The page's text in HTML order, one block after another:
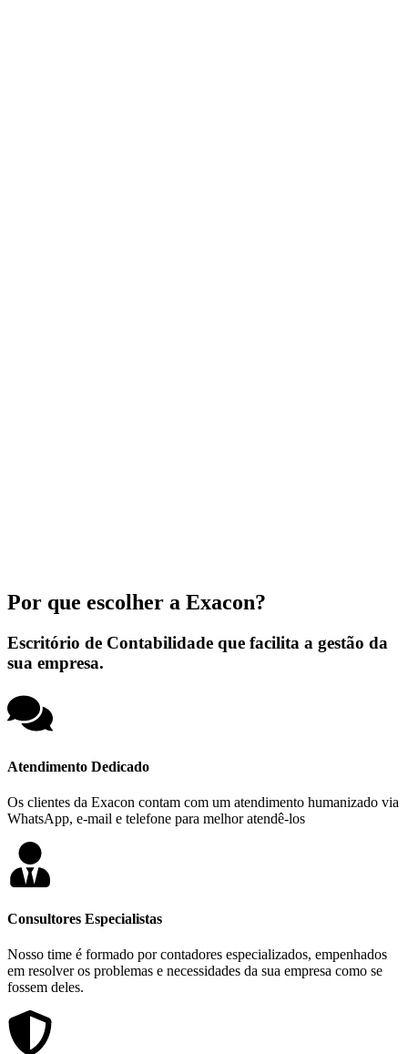
Por que escolher a Exacon?
Escritório de Contabilidade que facilita a gestão da
sua empresa.
Atendimento Dedicado
Os clientes da Exacon contam com um atendimento humanizado via
WhatsApp, e-mail e telefone para melhor atendê-los
Consultores Especialistas
Nosso time é formado por contadores especializados, empenhados
em resolver os problemas e necessidades da sua empresa como se
fossem deles.